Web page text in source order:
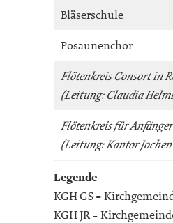
Bläserschule
Posaunenchor
Flötenkreis Consort in
(Leitung: Claudia
Flötenkreis für Anfänger
(Leitung: Kantor
Legende
KGH GS =
KGH JR =